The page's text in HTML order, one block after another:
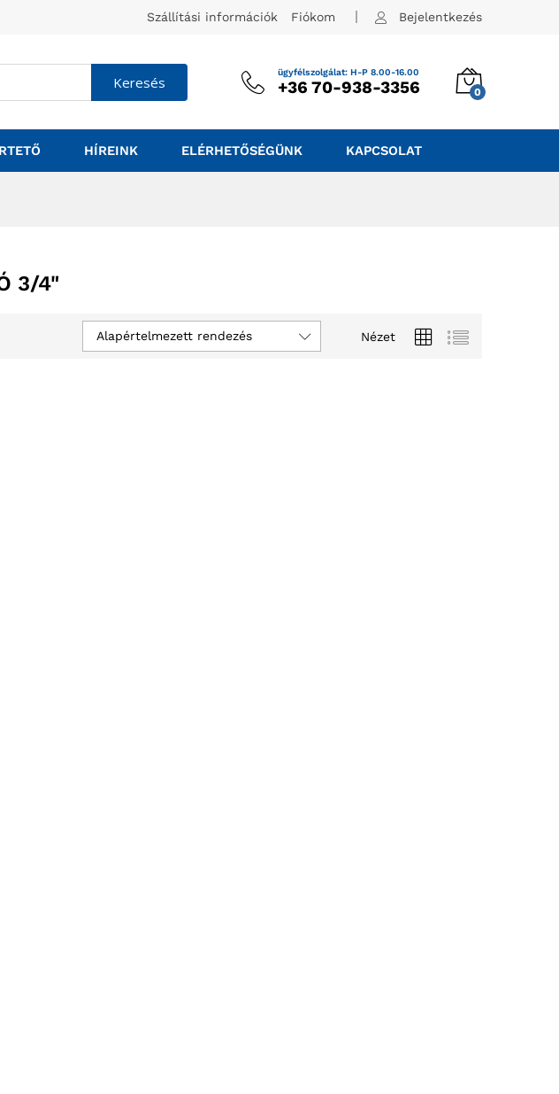
Szállítási információk Fiókom Bejelentkezés
Keresés
ügyfélszolgálat: H-P 8.00-16.00
+36 70-938-3356 0
HÍREINK ELÉRHETŐSÉGÜNK KAPCSOLAT
3/4"
Nézet
Alapértelmezett rendezés